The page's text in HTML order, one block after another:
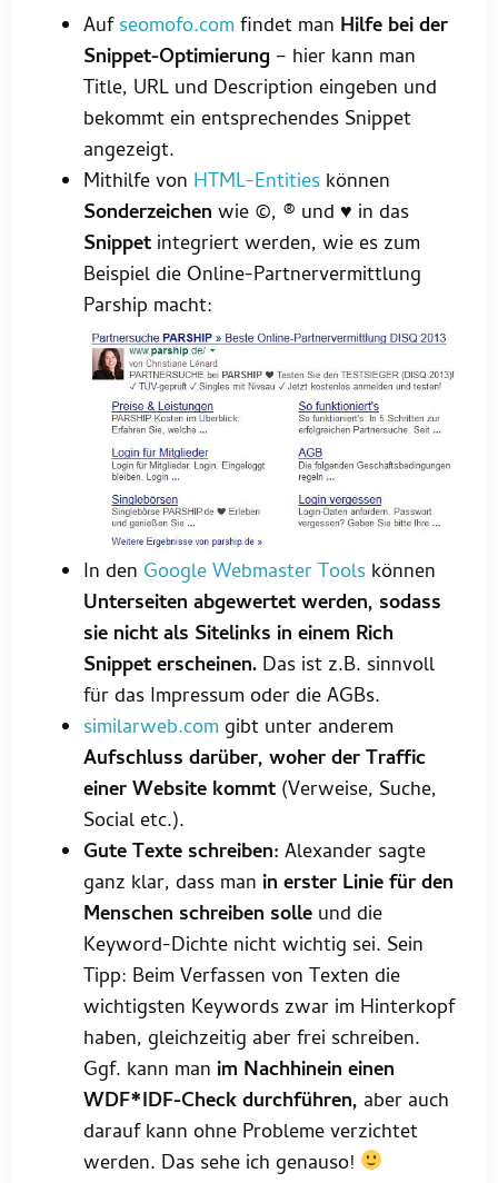
Aufseomofo.com findet man Hilfe bei der
Snippet-Optimierung – hier kann man
Title, URL und Description eingeben und
bekommt ein entsprechendes Snippet
angezeigt.
Mithilfe von HTML-Entities können
Sonderzeichen wie ©, ® und ♥ in das
Snippet integriert werden, wie es zum
Beispiel die Online-Partnervermittlung
Parship macht:
In den Google Webmaster Tools können
Unterseiten abgewertet werden, sodass
sie nicht als Sitelinks in einem Rich
Snippet erscheinen. Das ist z.B. sinnvoll
für das Impressum oder die AGBs.
similarweb.com gibt unter anderem
Aufschluss darüber, woher der Traffic
einer Website kommt (Verweise, Suche,
Social etc.).
Gute Texte schreiben: Alexander sagte
ganz klar, dass man in erster Linie für den
Menschen schreiben solle und die
Keyword-Dichte nicht wichtig sei. Sein
Tipp: Beim Verfassen von Texten die
wichtigsten Keywords zwar im Hinterkopf
haben, gleichzeitig aber frei schreiben.
Ggf. kann man im Nachhinein einen
WDF*IDF-Check durchführen, aber auch
darauf kann ohne Probleme verzichtet
werden. Das sehe ich genauso!